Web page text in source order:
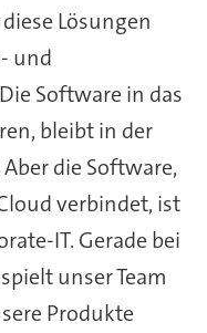
Lösungen
und
Software in das
bleibt in der
die Software,
verbindet, ist
IT. Gerade bei
unser Team
Produkte